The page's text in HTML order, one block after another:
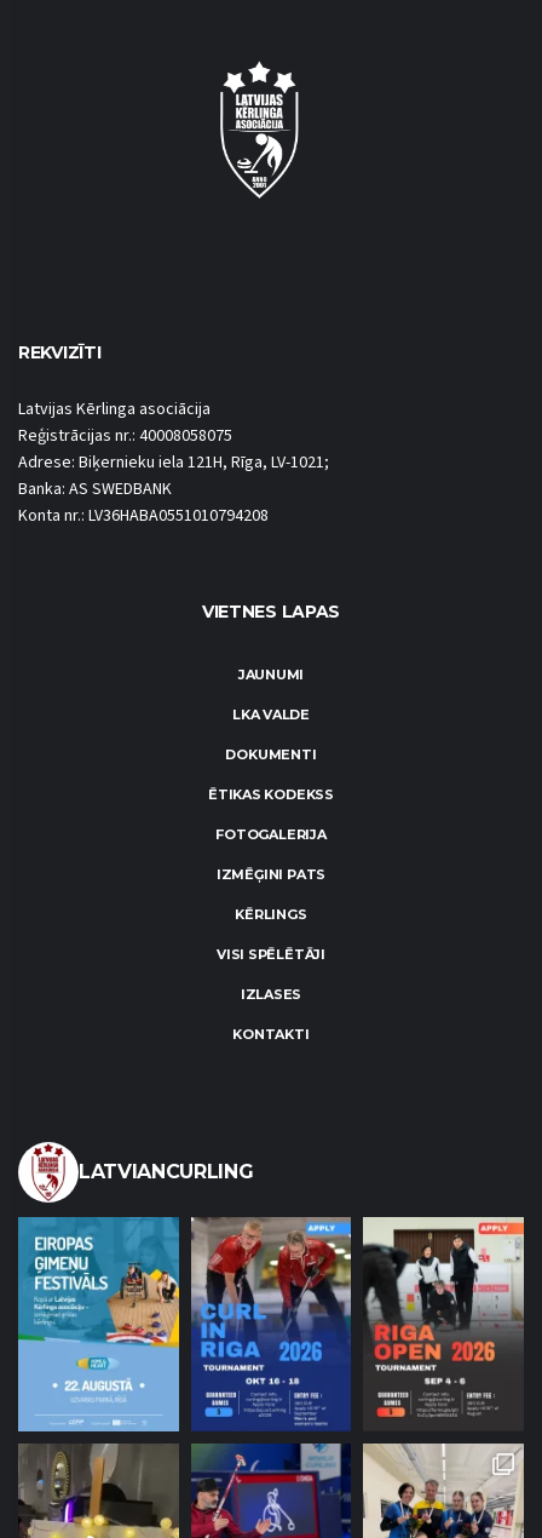
REKVIZĪTI
Latvijas Kērlinga asociācija
Reģistrācijas nr.: 40008058075
Adrese: Biķernieku iela 121H, Rīga, LV-1021;
Banka: AS SWEDBANK
Konta nr.: LV36HABA0551010794208
VIETNES LAPAS
JAUNUMI
LKA VALDE
DOKUMENTI
ĒTIKAS KODEKSS
FOTOGALERIJA
IZMĒĢINI PATS
KĒRLINGS
VISI SPĒLĒTĀJI
IZLASES
KONTAKTI
LATVIANCURLING